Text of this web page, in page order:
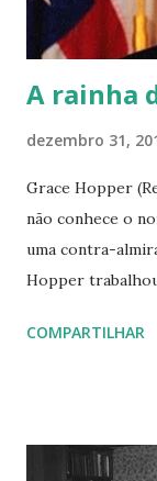
A rainha
dezembro 31,
Grace Hopper
não conhece o
uma contra-
Hopper
compilador , que
programadora
COMPARTILHAR